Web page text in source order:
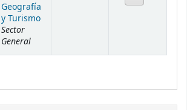
Geografía
y Turismo
Sector
General